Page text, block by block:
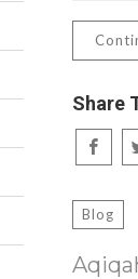
Share
Blog